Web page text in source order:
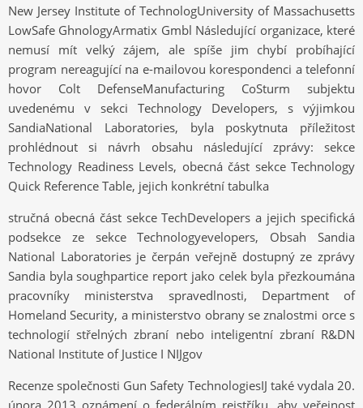
New Jersey Institute of TechnologUniversity of Massachusetts
LowSafe GhnologyArmatix Gmbl Následující organizace, které
nemusí mít velký zájem, ale spíše jim chybí probíhající
program nereagující na e-mailovou korespondenci a telefonní
hovor Colt DefenseManufacturing CoSturm subjektu
uvedenému v sekci Technology Developers, s výjimkou
SandiaNational Laboratories, byla poskytnuta příležitost
prohlédnout si návrh obsahu následující zprávy: sekce
Technology Readiness Levels, obecná část sekce Technology
Quick Reference Table, jejich konkrétní tabulka
stručná obecná část sekce TechDevelopers a jejich specifická
podsekce ze sekce Technologyevelopers, Obsah Sandia
National Laboratories je čerpán veřejně dostupný ze zprávy
Sandia byla soughpartice report jako celek byla přezkoumána
pracovníky ministerstva spravedlnosti, Department of
Homeland Security, a ministerstvo obrany se znalostmi orce s
technologií střelných zbraní nebo inteligentní zbraní R&DN
National Institute of Justice I NIJgov
Recenze společnosti Gun Safety TechnologiesIJ také vydala 20.
února 2013 oznámení o federálním rejstříku, aby veřejnost